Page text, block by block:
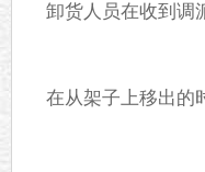
卸货人员在收到调
在从架子上移出的